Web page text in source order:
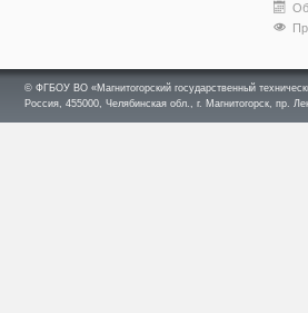
© ФГБОУ ВО «Магнитогорский государственный
Россия, 455000, Челябинская обл., г. Магнитогорск, пр.